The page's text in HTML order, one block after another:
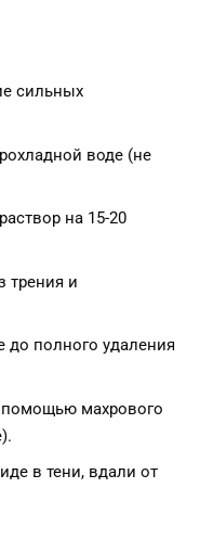
сильных
воде (не
на 15-20
трения и
до полного удаления
махрового
в тени, вдали от